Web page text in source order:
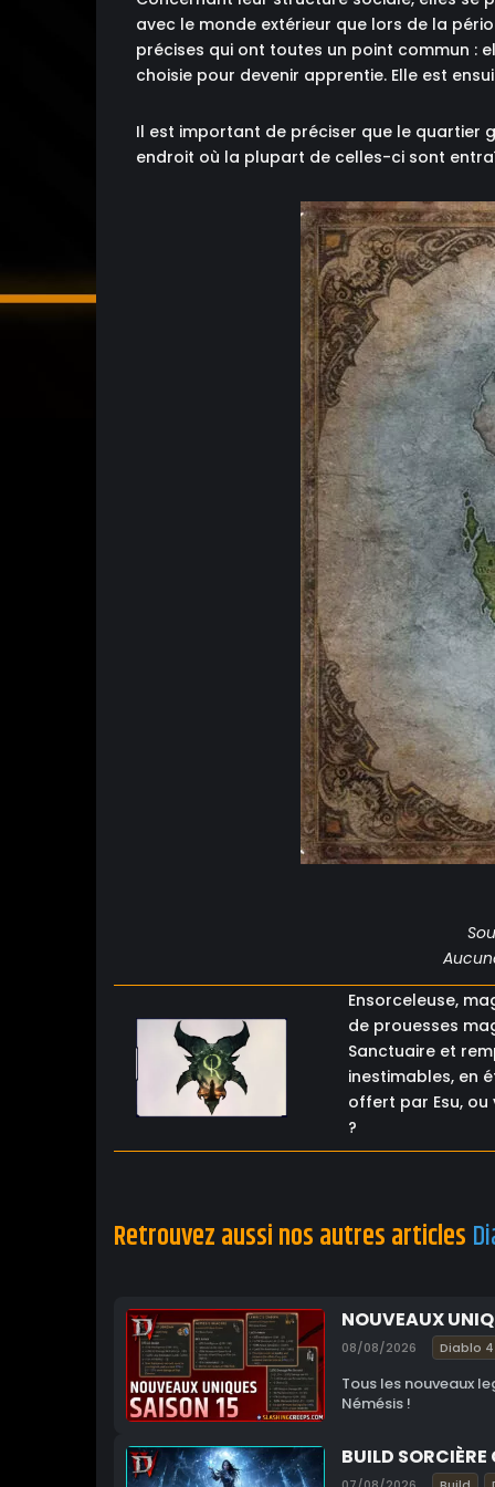
avec le monde extérieur que lors de la
précises qui ont toutes un point commun :
choisie pour devenir apprentie. Elle est
Il est important de préciser que le quartier
endroit où la plupart de celles-ci sont
Ensorceleuse,
de prouesses
Sanctuaire et
inestimables, en
offert par Esu,
?
Retrouvez aussi nos autres articles
NOUVEAUX
08/08/2026 Diablo 4
Tous les nouveaux
Némésis !
BUILD